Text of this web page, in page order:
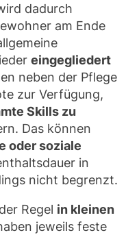
dadurch
am Ende
eingegliedert
neben der Pflege
zur Verfügung,
Skills zu
Das können
oder soziale
in
nicht begrenzt.
Regel in kleinen
jeweils feste